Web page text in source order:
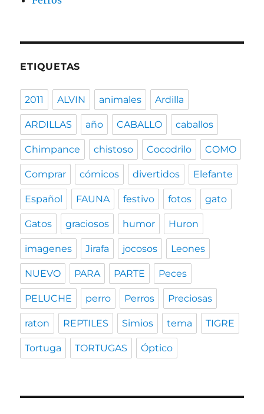
ETIQUETAS
2011 ALVIN animales Ardilla
ARDILLAS año CABALLO caballos
Chimpance chistoso Cocodrilo COMO
Comprar cómicos divertidos Elefante
Español FAUNA festivo fotos gato
Gatos graciosos humor Huron
imagenes Jirafa jocosos Leones
NUEVO PARA PARTE Peces
PELUCHE perro Perros Preciosas
raton REPTILES Simios tema TIGRE
Tortuga TORTUGAS Óptico